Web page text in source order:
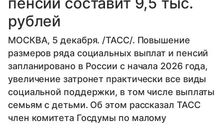
рублей
МОСКВА, 5 декабря. /ТАСС/. Повышение
размеров ряда социальных выплат и пенсий
запланировано в России с начала 2026 года,
увеличение затронет практически все виды
социальной поддержки, в том числе выплаты
семьям с детьми. Об этом рассказал ТАСС
член комитета Госдумы по малому